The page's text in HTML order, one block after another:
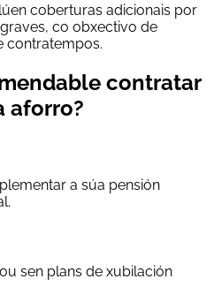
coberturas adicionais por
co obxectivo de
contratempos.
contratar
aforro?
a súa pensión
sen plans de xubilación